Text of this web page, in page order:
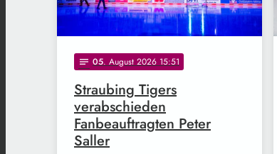
notes 05. August 2026 15:51
Straubing Tigers
verabschieden
Fanbeauftragten Peter
Saller